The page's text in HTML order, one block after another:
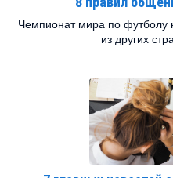
Чемпионат мира по футболу
из других